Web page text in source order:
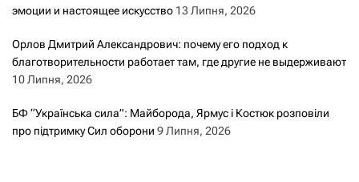
эмоции и настоящее искусство 13 Липня, 2026
Орлов Дмитрий Александрович: почему его подход к
благотворительности работает там, где другие не выдерживают
10 Липня, 2026
БФ “Українська сила”: Майборода, Ярмус і Костюк розповіли
про підтримку Сил оборони 9 Липня, 2026